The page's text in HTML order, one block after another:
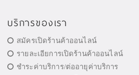
บริการของเรา
สมัครเปิดร้านค้าออนไลน์
รายละเอียการเปิดร้านค้าออนไลน์
ชำระค่าบริการ/ต่ออายุค่าบริการ